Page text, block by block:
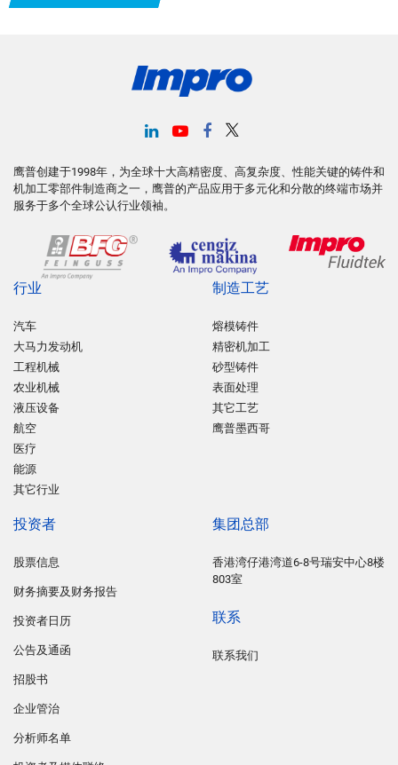
鹰普创建于1998年，为全球十大高精密度、高复杂度、性能关键的铸件和
机加工零部件制造商之一，鹰普的产品应用于多元化和分散的终端市场并
服务于多个全球公认行业领袖。
行业
汽车
大马力发动机
工程机械
农业机械
液压设备
航空
医疗
能源
其它行业
制造工艺
熔模铸件
精密机加工
砂型铸件
表面处理
其它工艺
鹰普墨西哥
投资者
股票信息
财务摘要及财务报告
投资者日历
公告及通函
招股书
企业管治
分析师名单
集团总部
香港湾仔港湾道6-8号瑞安中心8楼
803室
联系
联系我们